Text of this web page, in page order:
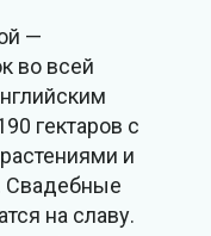
—
во всей
гектаров с
и
Свадебные
на славу.